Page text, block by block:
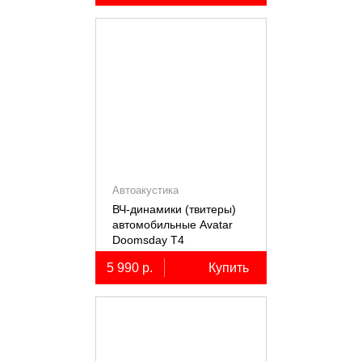
Автоакустика
ВЧ-динамики (твитеры)
автомобильные Avatar
Doomsday Т4
5 990 р. Купить